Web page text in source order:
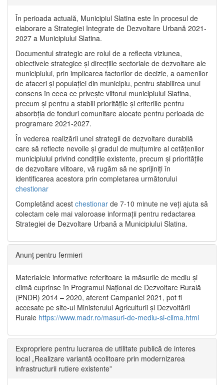
În perioada actuală, Municipiul Slatina este în procesul de
elaborare a Strategiei Integrate de Dezvoltare Urbană 2021‐
2027 a Municipiului Slatina.
Documentul strategic are rolul de a reflecta viziunea,
obiectivele strategice și direcțiile sectoriale de dezvoltare ale
municipiului, prin implicarea factorilor de decizie, a oamenilor
de afaceri și populației din municipiu, pentru stabilirea unui
consens în ceea ce privește viitorul municipiului Slatina,
precum și pentru a stabili prioritățile și criteriile pentru
absorbția de fonduri comunitare alocate pentru perioada de
programare 2021-2027.
În vederea realizării unei strategii de dezvoltare durabilă
care să reflecte nevoile și gradul de mulțumire al cetățenilor
municipiului privind condițiile existente, precum și prioritățile
de dezvoltare viitoare, vă rugăm să ne sprijiniți în
identificarea acestora prin completarea următorului
chestionar
Completând acest chestionar de 7-10 minute ne veți ajuta să
colectam cele mai valoroase informații pentru redactarea
Strategiei de Dezvoltare Urbană a Municipiului Slatina.
Anunț pentru fermieri
Materialele informative referitoare la măsurile de mediu și
climă cuprinse în Programul Național de Dezvoltare Rurală
(PNDR) 2014 – 2020, aferent Campaniei 2021, pot fi
accesate pe site-ul Ministerului Agriculturii și Dezvoltării
Rurale https://www.madr.ro/masuri-de-mediu-si-clima.html
Expropriere pentru lucrarea de utilitate publică de interes
local „Realizare variantă ocolitoare prin modernizarea
infrastructurii rutiere existente”